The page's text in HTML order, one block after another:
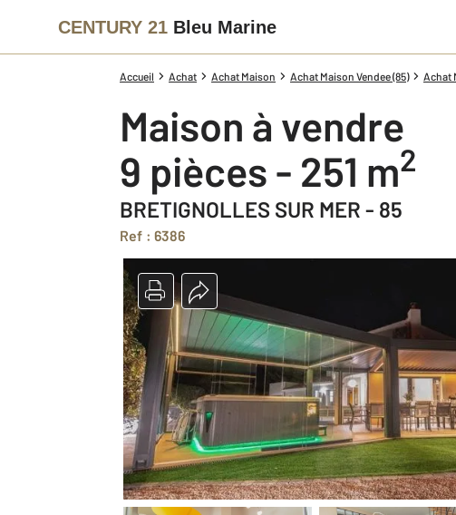
CENTURY 21 Bleu Marine
Accueil Achat Achat Maison Achat Maison Vendee (85) Achat
Maison à vendre
9 pièces - 251 m2
BRETIGNOLLES SUR MER - 85
Ref : 6386